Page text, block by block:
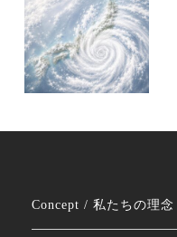
Concept / 私たちの理念